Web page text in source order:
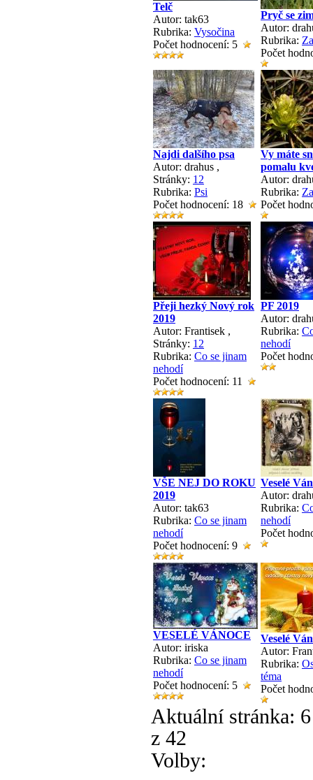
Telč
Autor: tak63
Rubrika: Vysočina
Počet hodnocení: 5
Pryč se
Autor:
Rubrika:
Počet
Najdi dalšího psa
Autor: drahus ,
Stránky: 1 2
Rubrika: Psi
Počet hodnocení: 18
Vy máte
pomalu
Autor:
Rubrika:
Počet
Přeji hezký Nový rok
2019
Autor: Frantisek ,
Stránky: 1 2
Rubrika: Co se jinam
nehodí
Počet hodnocení: 11
PF 2019
Autor:
Rubrika:
nehodí
Počet
VŠE NEJ DO ROKU
2019
Autor: tak63
Rubrika: Co se jinam
nehodí
Počet hodnocení: 9
Veselé
Autor:
Rubrika:
nehodí
Počet
VESELÉ VÁNOCE
Autor: iriska
Rubrika: Co se jinam
nehodí
Počet hodnocení: 5
Veselé
Autor:
Rubrika:
téma
Počet
Aktuální stránka: 6
z 42
Volby: